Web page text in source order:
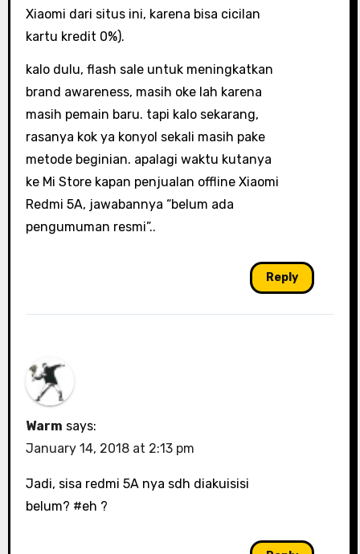
Xiaomi dari situs ini, karena bisa cicilan
kartu kredit 0%).
kalo dulu, flash sale untuk meningkatkan
brand awareness, masih oke lah karena
masih pemain baru. tapi kalo sekarang,
rasanya kok ya konyol sekali masih pake
metode beginian. apalagi waktu kutanya
ke Mi Store kapan penjualan offline Xiaomi
Redmi 5A, jawabannya “belum ada
pengumuman resmi”..
Reply
Warm says:
January 14, 2018 at 2:13 pm
Jadi, sisa redmi 5A nya sdh diakuisisi
belum? #eh ?